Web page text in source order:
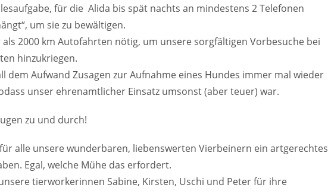
für die Alida bis spät nachts an mindestens 2 Telefonen
um sie zu bewältigen.
2000 km Autofahrten nötig, um unsere sorgfältigen Vorbesuche bei
hinzukriegen.
dem Aufwand Zusagen zur Aufnahme eines Hundes immer mal wieder
unser ehrenamtlicher Einsatz umsonst (aber teuer) war.
zu und durch!
alle unsere wunderbaren, liebenswerten Vierbeinern ein artgerechtes
Egal, welche Mühe das erfordert.
tierworkerinnen Sabine, Kirsten, Uschi und Peter für ihre